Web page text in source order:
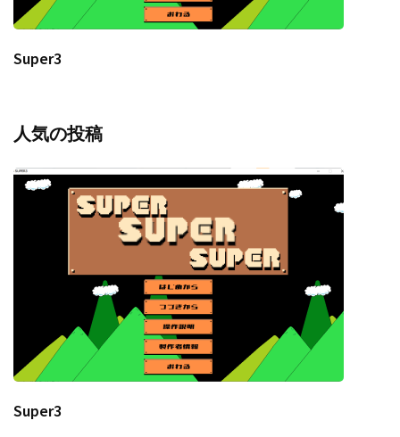
Super3
人気の投稿
Super3